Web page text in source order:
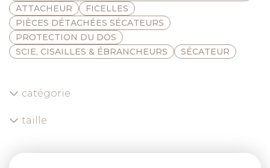
ATTACHEUR
FICELLES
PIÈCES DÉTACHÉES SÉCATEURS
PROTECTION DU DOS
SCIE, CISAILLES & ÉBRANCHEURS
SÉCATEUR
catégorie
taille